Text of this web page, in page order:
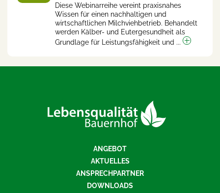
Diese Webinarreihe vereint praxisnahes
Wissen für einen nachhaltigen und
wirtschaftlichen Milchviehbetrieb. Behandelt
werden Kälber- und Eutergesundheit als
Grundlage für Leistungsfähigkeit und ...
ANGEBOT
AKTUELLES
ANSPRECHPARTNER
DOWNLOADS